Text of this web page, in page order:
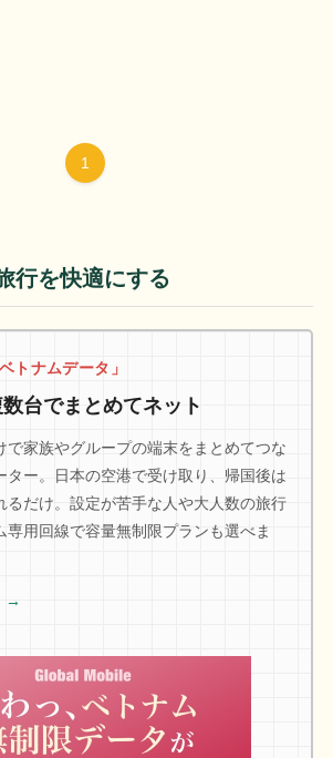
1
行を快適にする
トナムデータ」
台でまとめてネット
で家族やグループの端末をまとめてつな
ター。日本の空港で受け取り、帰国後は
るだけ。設定が苦手な人や大人数の旅行
専用回線で容量無制限プランも選べま
→